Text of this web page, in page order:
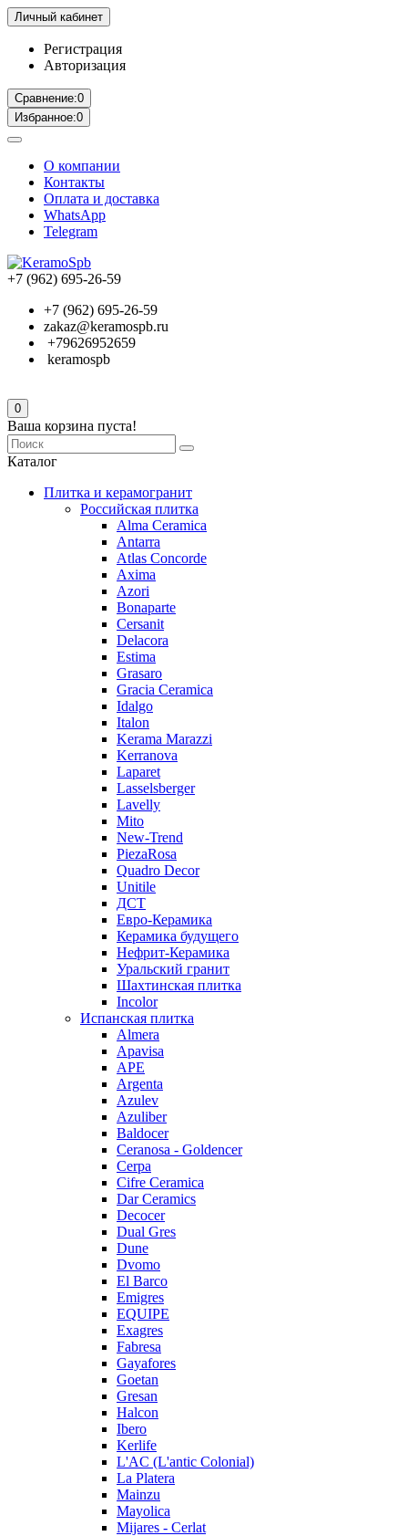
Личный кабинет
Регистрация
Авторизация
Сравнение:0
Избранное:0
О компании
Контакты
Оплата и доставка
WhatsApp
Telegram
+7 (962) 695-26-59
+7 (962) 695-26-59
zakaz@keramospb.ru
+79626952659
keramospb
0
Ваша корзина пуста!
Каталог
Плитка и керамогранит
Российская плитка
Alma Ceramica
Antarra
Atlas Concorde
Axima
Azori
Bonaparte
Cersanit
Delacora
Estima
Grasaro
Graсia Ceramica
Idalgo
Italon
Kerama Marazzi
Kerranova
Laparet
Lasselsberger
Lavelly
Mito
New-Trend
PiezaRosa
Quadro Decor
Unitile
ДСТ
Евро-Керамика
Керамика будущего
Нефрит-Керамика
Уральский гранит
Шахтинская плитка
Incolor
Испанская плитка
Almera
Apavisa
APE
Argenta
Azulev
Azuliber
Baldocer
Ceranosa - Goldencer
Cerpa
Cifre Ceramica
Dar Ceramics
Decocer
Dual Gres
Dune
Dvomo
El Barco
Emigres
EQUIPE
Exagres
Fabresa
Gayafores
Goetan
Gresan
Halcon
Ibero
Kerlife
L'AC (L'antic Colonial)
La Platera
Mainzu
Mayolica
Mijares - Cerlat